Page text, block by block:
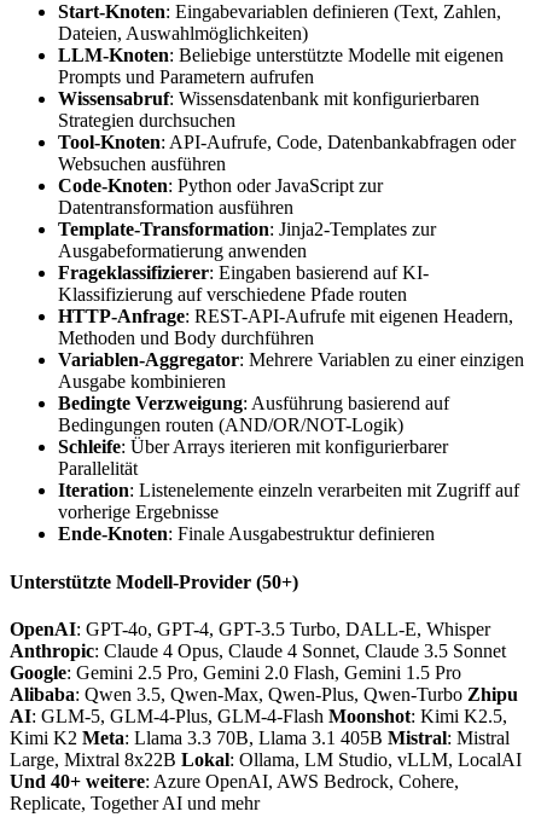
Start-Knoten: Eingabevariablen definieren (Text, Zahlen,
Dateien, Auswahlmöglichkeiten)
LLM-Knoten: Beliebige unterstützte Modelle mit eigenen
Prompts und Parametern aufrufen
Wissensabruf: Wissensdatenbank mit konfigurierbaren
Strategien durchsuchen
Tool-Knoten: API-Aufrufe, Code, Datenbankabfragen oder
Websuchen ausführen
Code-Knoten: Python oder JavaScript zur
Datentransformation ausführen
Template-Transformation: Jinja2-Templates zur
Ausgabeformatierung anwenden
Frageklassifizierer: Eingaben basierend auf KI-
Klassifizierung auf verschiedene Pfade routen
HTTP-Anfrage: REST-API-Aufrufe mit eigenen Headern,
Methoden und Body durchführen
Variablen-Aggregator: Mehrere Variablen zu einer einzigen
Ausgabe kombinieren
Bedingte Verzweigung: Ausführung basierend auf
Bedingungen routen (AND/OR/NOT-Logik)
Schleife: Über Arrays iterieren mit konfigurierbarer
Parallelität
Iteration: Listenelemente einzeln verarbeiten mit Zugriff auf
vorherige Ergebnisse
Ende-Knoten: Finale Ausgabestruktur definieren
Unterstützte Modell-Provider (50+)
OpenAI: GPT-4o, GPT-4, GPT-3.5 Turbo, DALL-E, Whisper
Anthropic: Claude 4 Opus, Claude 4 Sonnet, Claude 3.5 Sonnet
Google: Gemini 2.5 Pro, Gemini 2.0 Flash, Gemini 1.5 Pro
Alibaba: Qwen 3.5, Qwen-Max, Qwen-Plus, Qwen-Turbo Zhipu
AI: GLM-5, GLM-4-Plus, GLM-4-Flash Moonshot: Kimi K2.5,
Kimi K2 Meta: Llama 3.3 70B, Llama 3.1 405B Mistral: Mistral
Large, Mixtral 8x22B Lokal: Ollama, LM Studio, vLLM, LocalAI
Und 40+ weitere: Azure OpenAI, AWS Bedrock, Cohere,
Replicate, Together AI und mehr